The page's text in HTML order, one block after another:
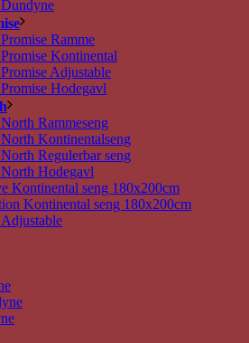
Ramme
Kontinental
Adjustable
Hodegavl
Rammeseng
Kontinentalseng
Regulerbar seng
Hodegavl
Kontinental seng 180x200cm
Kontinental seng 180x200cm